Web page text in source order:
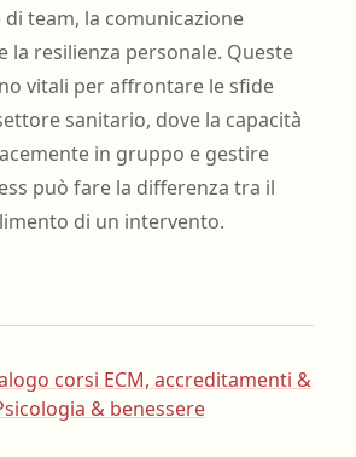
team, la comunicazione
la resilienza personale. Queste
vitali per affrontare le sfide
sanitario, dove la capacità
in gruppo e gestire
può fare la differenza tra il
di un intervento.
corsi ECM, accreditamenti &
& benessere